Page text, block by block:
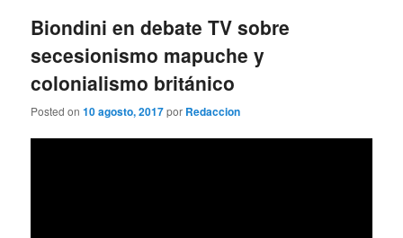
Biondini en debate TV sobre
secesionismo mapuche y
colonialismo británico
Posted on10 agosto, 2017por Redaccion